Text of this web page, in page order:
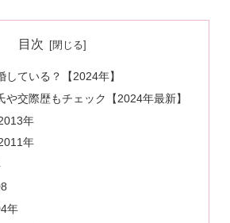
目次
している？【2024年】
や交際歴もチェック【2024年最新】
年
年
年